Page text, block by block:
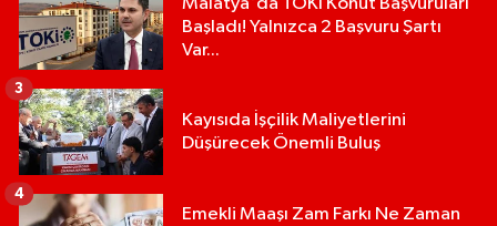
Malatya'da TOKİ Konut Başvuruları
Başladı! Yalnızca 2 Başvuru Şartı
Var...
Kayısıda İşçilik Maliyetlerini
Düşürecek Önemli Buluş
3
Emekli Maaşı Zam Farkı Ne Zaman
4